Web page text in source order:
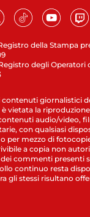
della Stampa
degli Operatori
giornalistici
vietata la riproduzione
audio/video,
con qualsiasi
per mezzo di
a copia non
commenti presenti
continuo resta
gli stessi risultano